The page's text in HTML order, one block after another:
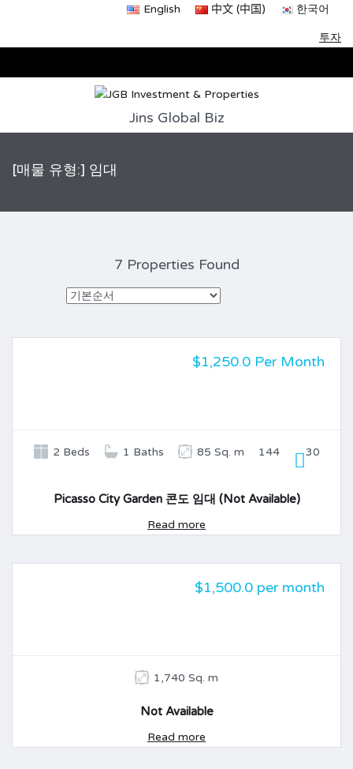
English 中文 (中国) 한국어
투자
Jins Global Biz
[매물 유형:] 임대
7 Properties Found
$1,250.0 Per Month
2 Beds 1 Baths 85 Sq. m 144 30
Picasso City Garden 콘도 임대 (Not Available)
Read more
$1,500.0 per month
1,740 Sq. m
Not Available
Read more